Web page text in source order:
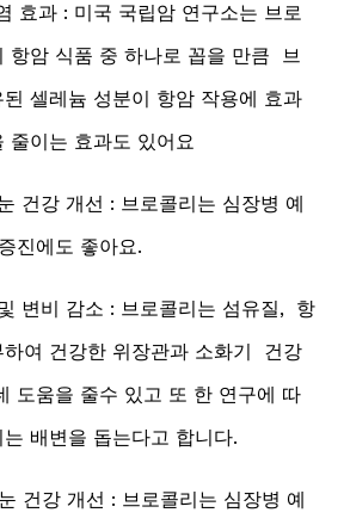
효과 : 미국 국립암 연구소는 브로
항암 식품 중 하나로 꼽을 만큼 브
셀레늄 성분이 항암 작용에 효과
줄이는 효과도 있어요
건강 개선 : 브로콜리는 심장병 예
진에도 좋아요.
변비 감소 : 브로콜리는 섬유질, 항
하여 건강한 위장관과 소화기 건강
도움을 줄수 있고 또 한 연구에 따
배변을 돕는다고 합니다.
건강 개선 : 브로콜리는 심장병 예